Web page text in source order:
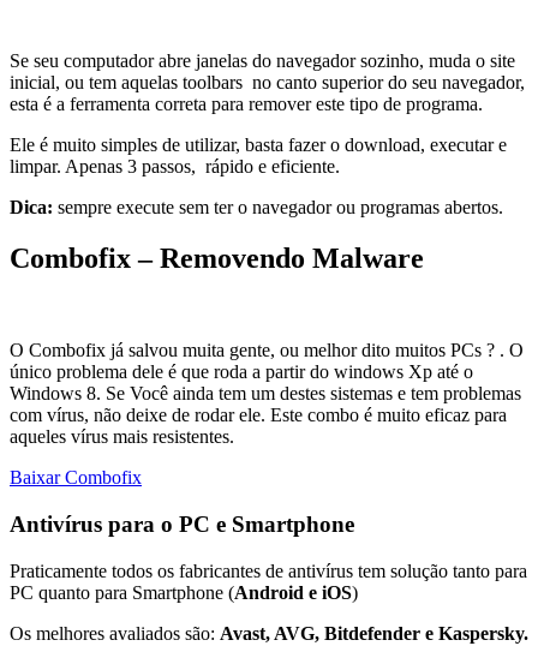
Se seu computador abre janelas do navegador sozinho, muda o site
inicial, ou tem aquelas toolbars no canto superior do seu navegador,
esta é a ferramenta correta para remover este tipo de programa.
Ele é muito simples de utilizar, basta fazer o download, executar e
limpar. Apenas 3 passos, rápido e eficiente.
Dica: sempre execute sem ter o navegador ou programas abertos.
Combofix – Removendo Malware
O Combofix já salvou muita gente, ou melhor dito muitos PCs ? . O
único problema dele é que roda a partir do windows Xp até o
Windows 8. Se Você ainda tem um destes sistemas e tem problemas
com vírus, não deixe de rodar ele. Este combo é muito eficaz para
aqueles vírus mais resistentes.
Baixar Combofix
Antivírus para o PC e Smartphone
Praticamente todos os fabricantes de antivírus tem solução tanto para
PC quanto para Smartphone (Android e iOS)
Os melhores avaliados são: Avast, AVG, Bitdefender e Kaspersky.